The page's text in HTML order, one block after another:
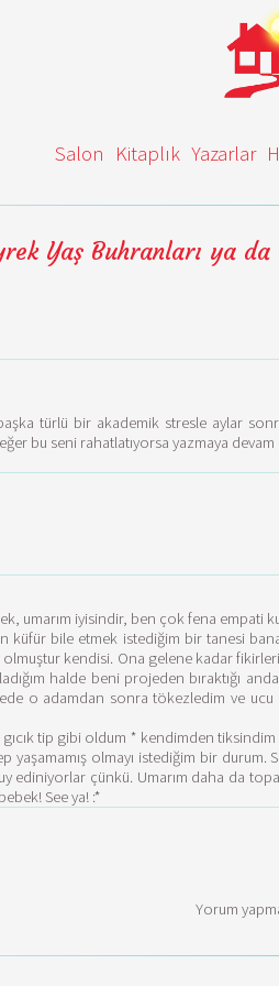
Salon Kitaplık Yazarlar
Yaş Buhranları ya
türlü bir akademik stresle aylar
bu seni rahatlatıyorsa yazmaya
umarım iyisindir, ben çok fena
bile etmek istediğim bir tanesi
kendisi. Ona gelene kadar
halde beni projeden
o adamdan sonra tökezledim ve
tip gibi oldum * kendimden
yaşamamış olmayı istediğim bir
ediniyorlar çünkü. Umarım daha da
See ya! :*
Yorum